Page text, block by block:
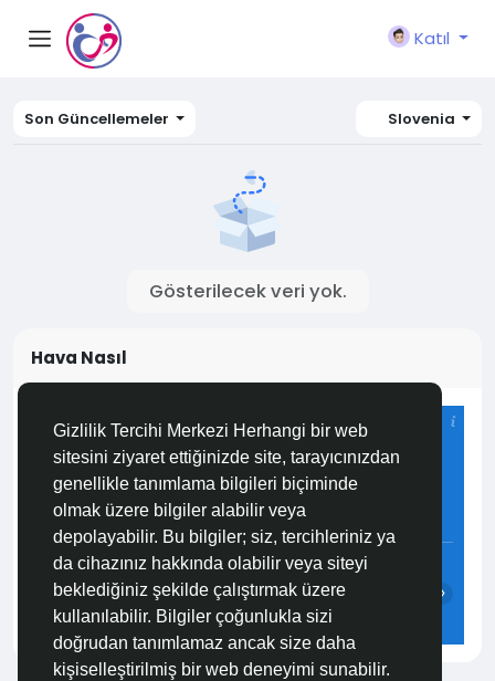
Gizlilik Tercihi Merkezi Herhangi bir web
sitesini ziyaret ettiğinizde site, tarayıcınızdan
genellikle tanımlama bilgileri biçiminde
olmak üzere bilgiler alabilir veya
depolayabilir. Bu bilgiler; siz, tercihleriniz ya
da cihazınız hakkında olabilir veya siteyi
beklediğiniz şekilde çalıştırmak üzere
kullanılabilir. Bilgiler çoğunlukla sizi
doğrudan tanımlamaz ancak size daha
kişiselleştirilmiş bir web deneyimi sunabilir.
Katıl
Son Güncellemeler Slovenia
Gösterilecek veri yok.
Hava Nasıl
Istanbul
27°C
3.4 m/s 69%
09:00
27°C
10:00
28°C
11:00
29°C
12:00
29°C
13:00
‹ ›